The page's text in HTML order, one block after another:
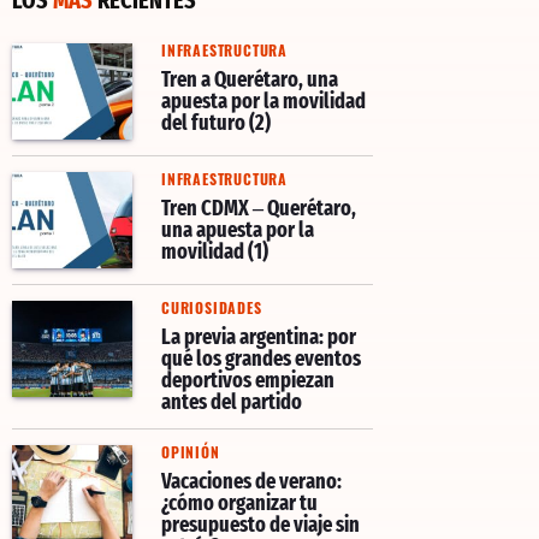
INFRAESTRUCTURA
Tren a Querétaro, una
apuesta por la movilidad
del futuro (2)
INFRAESTRUCTURA
Tren CDMX – Querétaro,
una apuesta por la
movilidad (1)
CURIOSIDADES
La previa argentina: por
qué los grandes eventos
deportivos empiezan
antes del partido
OPINIÓN
Vacaciones de verano:
¿cómo organizar tu
presupuesto de viaje sin